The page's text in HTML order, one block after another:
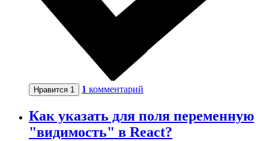
Нравится 1 1 комментарий
Как указать для поля переменную
"видимость" в React?